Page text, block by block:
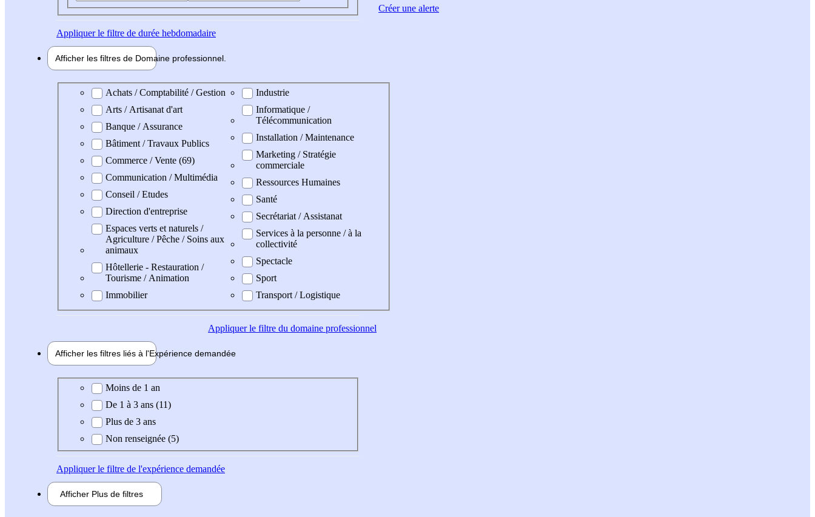
Appliquerle filtre de durée hebdomadaire
Afficher les filtres de Domaine professionnel
Domaine professionel
Achats / Comptabilité / Gestion
Arts / Artisanat d'art
Banque / Assurance
Bâtiment / Travaux Publics
Commerce / Vente (69)
Communication / Multimédia
Conseil / Etudes
Direction d'entreprise
Espaces verts et naturels /
Agriculture / Pêche / Soins aux
animaux
Hôtellerie - Restauration /
Tourisme / Animation
Immobilier
Industrie
Informatique /
Télécommunication
Installation / Maintenance
Marketing / Stratégie
commerciale
Ressources Humaines
Santé
Secrétariat / Assistanat
Services à la personne / à la
collectivité
Spectacle
Sport
Transport / Logistique
Appliquerle filtre du domaine professionnel
Afficher les filtres liés à l'Expérience demandée
Expérience demandée
Moins de 1 an
De 1 à 3 ans (11)
Plus de 3 ans
Non renseignée (5)
Appliquerle filtre de l'expérience demandée
Afficher Plus de filtres
Créer une alerte